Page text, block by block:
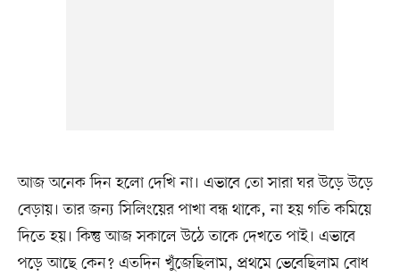
আজ অনেক দিন হলো দেখি না। এভাবে তো সারা ঘর উড়ে উড়ে
বেড়ায়। তার জন্য সিলিংয়ের পাখা বন্ধ থাকে, না হয় গতি কমিয়ে
দিতে হয়। কিন্তু আজ সকালে উঠে তাকে দেখতে পাই। এভাবে
পড়ে আছে কেন? এতদিন খুঁজেছিলাম, প্রথমে ভেবেছিলাম বোধ